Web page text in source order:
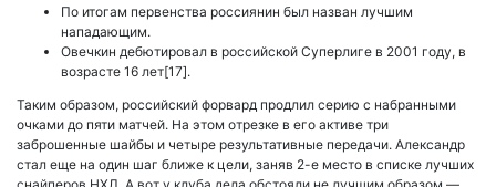
По итогам первенства россиянин был назван лучшим
нападающим.
Овечкин дебютировал в российской Суперлиге в 2001 году, в
возрасте 16 лет[17].
Таким образом, российский форвард продлил серию с набранными
очками до пяти матчей. На этом отрезке в его активе три
заброшенные шайбы и четыре результативные передачи. Александр
стал еще на один шаг ближе к цели, заняв 2-е место в списке лучших